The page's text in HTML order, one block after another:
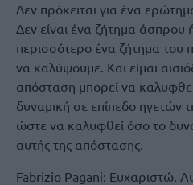
Δεν πρόκειται για ένα
Δεν είναι ένα ζήτημα άσπρου
περισσότερο ένα ζήτημα
να καλύψουμε. Και είμαι
απόσταση μπορεί να
δυναμική σε επίπεδο ηγετών
ώστε να καλυφθεί όσο το
αυτής της απόστασης.
Fabrizio Pagani: Ευχαριστώ.